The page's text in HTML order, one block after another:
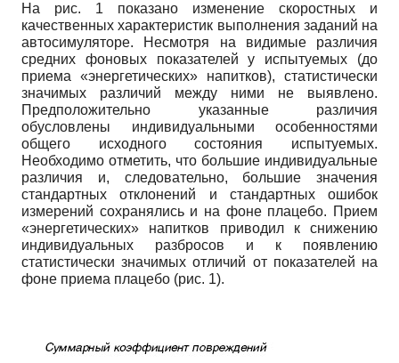
На рис. 1 показано изменение скоростных и
качественных характеристик выполнения заданий на
автосимуляторе. Несмотря на видимые различия
средних фоновых показателей у испытуемых (до
приема «энергетических» напитков), статистически
значимых различий между ними не выявлено.
Предположительно указанные различия
обусловлены индивидуальными особенностями
общего исходного состояния испытуемых.
Необходимо отметить, что большие индивидуальные
различия и, следовательно, большие значения
стандартных отклонений и стандартных ошибок
измерений сохранялись и на фоне плацебо. Прием
«энергетических» напитков приводил к снижению
индивидуальных разбросов и к появлению
статистически значимых отличий от показателей на
фоне приема плацебо (рис. 1).